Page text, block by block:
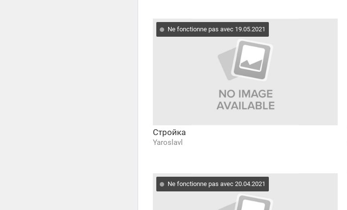
Ne fonctionne pas avec 19.05.2021
Стройка
Yaroslavl
Ne fonctionne pas avec 20.04.2021